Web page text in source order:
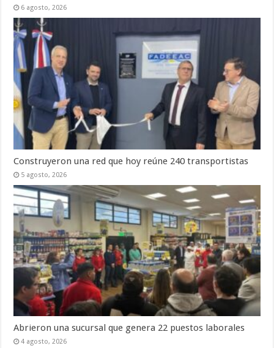
6 agosto, 2026
Construyeron una red que hoy reúne 240 transportistas
5 agosto, 2026
Abrieron una sucursal que genera 22 puestos laborales
4 agosto, 2026